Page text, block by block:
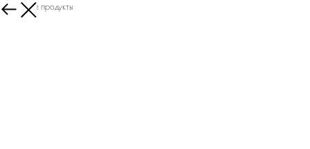
Увидеть все продукты